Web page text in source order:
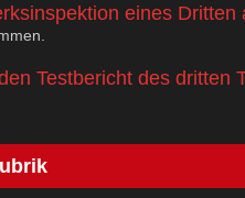
eines Dritten
Testbericht des dritten